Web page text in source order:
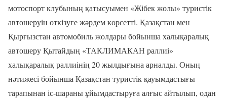
мотоспорт клубының қатысуымен «Жібек жолы» туристік
автошеруін өткізуге жәрдем көрсетті. Қазақстан мен
Қырғызстан автомобиль жолдары бойынша халықаралық
автошеру Қытайдың «ТАКЛИМАКАН раллиі»
халықаралық раллиінің 20 жылдығына арналды. Оның
нәтижесі бойынша Қазақстан туристік қауымдастығы
тарапынан іс-шараны ұйымдастыруға алғыс айтылып, одан